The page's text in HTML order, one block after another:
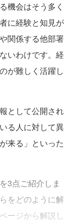
機会はそう多く
に経験と知見が
関係する他部署
いわけです。経
が難しく活躍し
として公開され
る人に対して異
来る」といった
3点ご紹介しま
をどのように解
ージから解説し